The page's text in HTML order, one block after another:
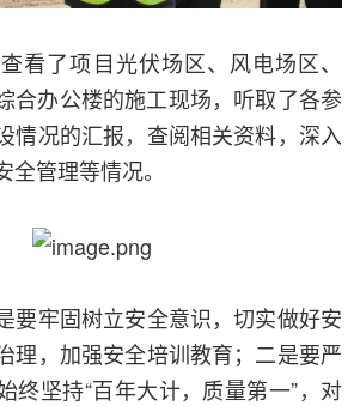
看了项目光伏场区、风电场区、
合办公楼的施工现场，听取了各参
情况的汇报，查阅相关资料，深入
管理等情况。
要牢固树立安全意识，切实做好安
理，加强安全培训教育；二是要严
终坚持“百年大计，质量第一”，对